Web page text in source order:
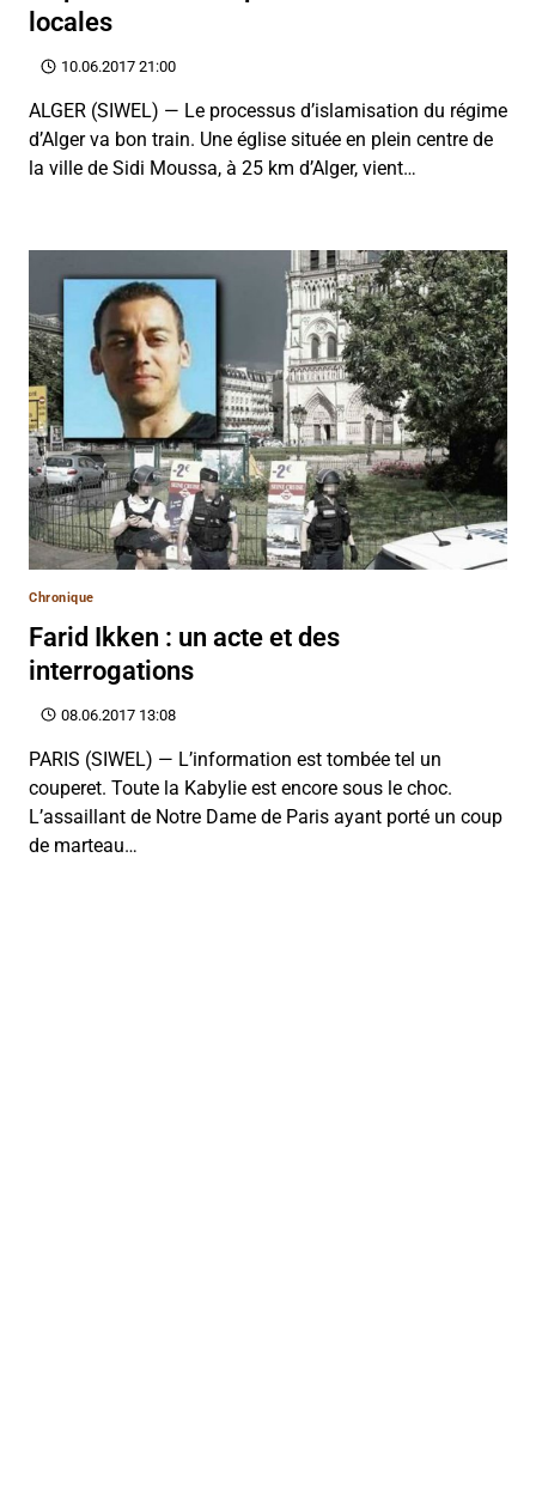
locales
10.06.2017 21:00
ALGER (SIWEL) — Le processus d’islamisation du régime
d’Alger va bon train. Une église située en plein centre de
la ville de Sidi Moussa, à 25 km d’Alger, vient…
Chronique
Farid Ikken : un acte et des
interrogations
08.06.2017 13:08
PARIS (SIWEL) — L’information est tombée tel un
couperet. Toute la Kabylie est encore sous le choc.
L’assaillant de Notre Dame de Paris ayant porté un coup
de marteau…